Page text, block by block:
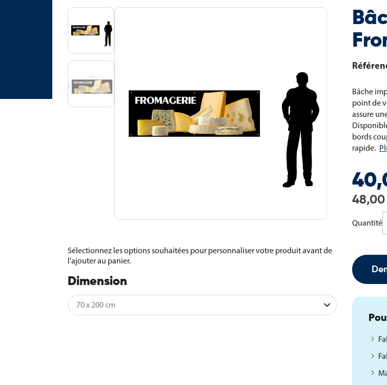
Sélectionnez les options souhaitées pour personnaliser votre produit avant de
l'ajouter au panier.
Dimension
Bâche
point de
assure
bords
rapide.
48,00
Quantité